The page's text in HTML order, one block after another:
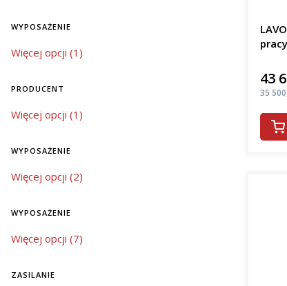
WYPOSAŻENIE
wyposażenie
Więcej opcji (1)
PRODUCENT
Producent
Więcej opcji (1)
WYPOSAŻENIE
wyposażenie
Więcej opcji (2)
WYPOSAŻENIE
wyposażenie
Więcej opcji (7)
ZASILANIE
pracy
Cena
43
Cena
35